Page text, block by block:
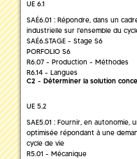
UE 6.1
SAÉ6.01 : Répondre, dans un
industrielle sur l'ensemble du
SAÉ6.STAGE - Stage S6
PORFOLIO S6
R6.07 - Production - Méthodes
R6.14 - Langues
C2 - Déterminer la solution
UE 5.2
SAE5.01 : Fournir, en
optimisée répondant à une
cycle de vie
R5.01 - Mécanique